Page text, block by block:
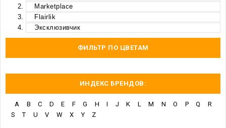
Marketplace
Flairlik
Эксклюзивчик
ФИЛЬТР ПО ЦВЕТАМ
ИНДЕКС БРЕНДОВ:
A B C D E F G H I J K L M N O P Q
R
S
T U V W X Y Z